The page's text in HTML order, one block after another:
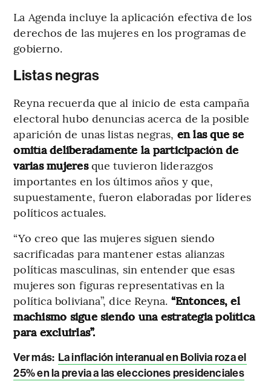
La Agenda incluye la aplicación efectiva de los
derechos de las mujeres en los programas de
gobierno.
Listas negras
Reyna recuerda que al inicio de esta campaña
electoral hubo denuncias acerca de la posible
aparición de unas listas negras, en las que se
omitía deliberadamente la participación de
varias mujeresque tuvieron liderazgos
importantes en los últimos años y que,
supuestamente, fueron elaboradas por líderes
políticos actuales.
“Yo creo que las mujeres siguen siendo
sacrificadas para mantener estas alianzas
políticas masculinas, sin entender que esas
mujeres son figuras representativas en la
política boliviana”, dice Reyna. “Entonces, el
machismo sigue siendo una estrategia política
para excluirlas”.
Ver más: La inflación interanual en Bolivia roza el
25% en la previa a las elecciones presidenciales